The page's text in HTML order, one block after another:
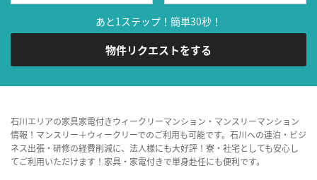
あと1ステップ！簡単30秒！
物件リクエストをする
石川エリアの家具家電付きウィークリーマンション・マンスリーマンション
情報！マンスリー＋ウィークリーでのご利用も可能です。石川への連泊・ビジ
ネス出張・研修の経費削減に、法人様にも大好評！寮・社宅としても安心し
てご利用いただけます！家具・家電付きで単身赴任にも便利です。